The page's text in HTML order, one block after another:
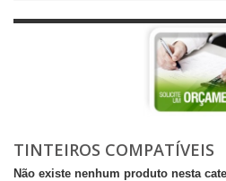
TINTEIROS COMPATÍVEIS
Não existe nenhum produto nesta